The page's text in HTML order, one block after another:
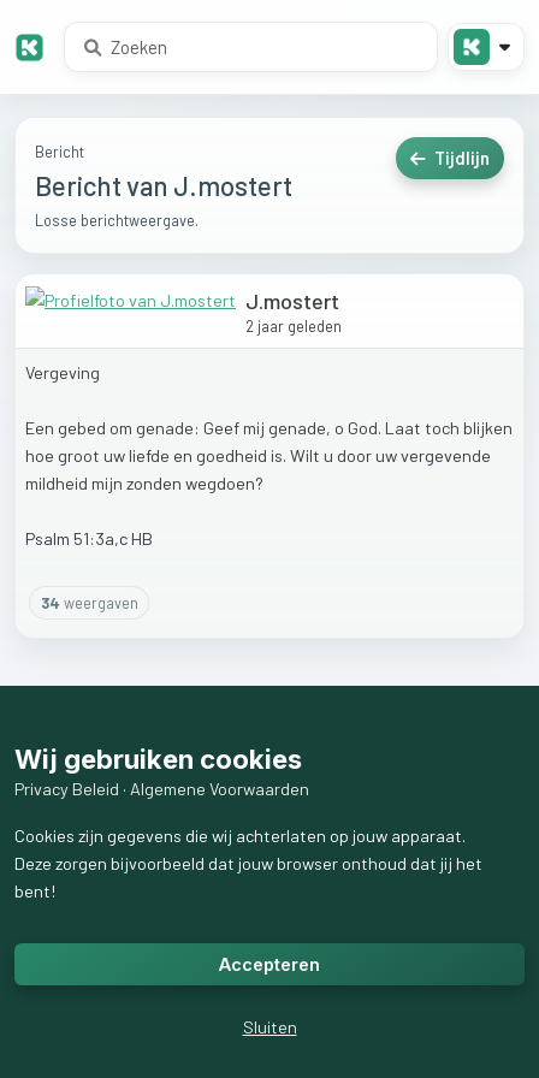
Bericht
Bericht van J.mostert
Losse berichtweergave.
Tijdlijn
J.mostert
2 jaar geleden
Vergeving
Een gebed om genade: Geef mij genade, o God. Laat toch blijken
hoe groot uw liefde en goedheid is. Wilt u door uwvergevende
mildheid mijn zonden wegdoen?
Psalm 51:3a,c HB
34 weergaven
Wij gebruiken cookies
Privacy Beleid · Algemene Voorwaarden
Cookies zijn gegevens die wij achterlaten op jouw apparaat.
Deze zorgen bijvoorbeeld dat jouw browser onthoud dat jij het
bent!
Accepteren
Sluiten